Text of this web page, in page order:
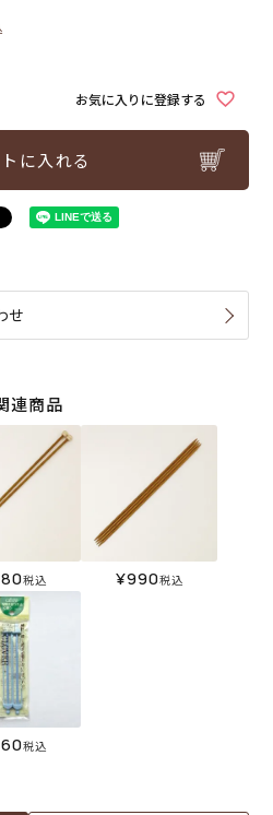
お気に入りに登録する
に入れる
せ
連商品
税込 ¥990税込
税込